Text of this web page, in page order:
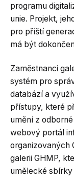
programu
unie. Projekt,
pro příští
má být
Zaměstnanci
systém pro
databází a
přístupy, které
umění z
webový portál
organizovaných
galerii GHMP,
umělecké sbírky